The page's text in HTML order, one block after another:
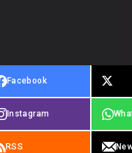
Facebook
Instagram
RSS